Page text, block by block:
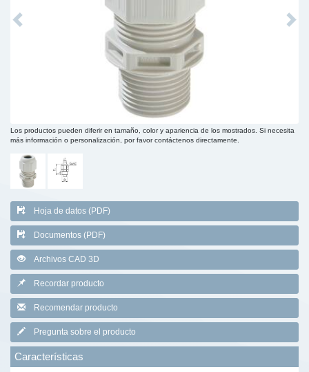
Previous Next
Los productos pueden diferir en tamaño, color y apariencia de los mostrados. Si necesita
más información o personalización, por favor contáctenos directamente.
Hoja de datos (PDF)
Documentos (PDF)
Archivos CAD 3D
Recordar producto
Recomendar producto
Pregunta sobre el producto
Características